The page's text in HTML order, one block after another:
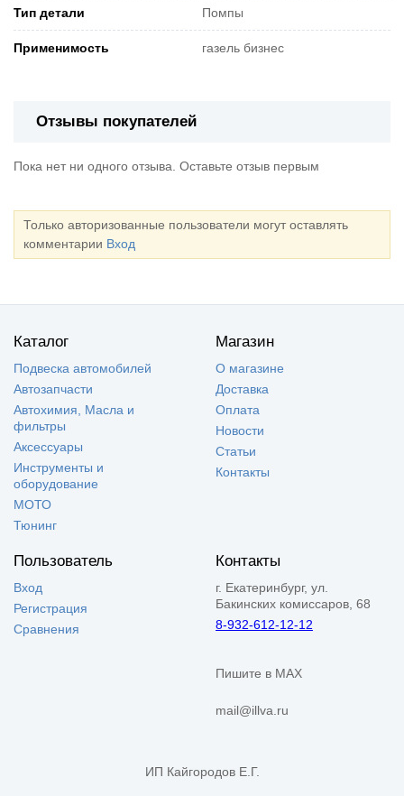
Тип детали Помпы
Применимость газель бизнес
Отзывы покупателей
Пока нет ни одного отзыва. Оставьте отзыв первым
Только авторизованные пользователи могут оставлять
комментарии Вход
Каталог
Подвеска автомобилей
Автозапчасти
Автохимия, Масла и
фильтры
Аксессуары
Инструменты и
оборудование
МОТО
Тюнинг
Магазин
О магазине
Доставка
Оплата
Новости
Статьи
Контакты
Пользователь
Вход
Регистрация
Сравнения
Контакты
г. Екатеринбург, ул.
Бакинских комиссаров, 68
8-932-612-12-12
Пишите в MAX
mail@illva.ru
ИП Кайгородов Е.Г.